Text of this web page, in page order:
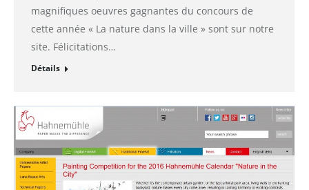
magnifiques oeuvres gagnantes du concours de
cette année « La nature dans la ville » sont sur notre
site. Félicitations…
Détails